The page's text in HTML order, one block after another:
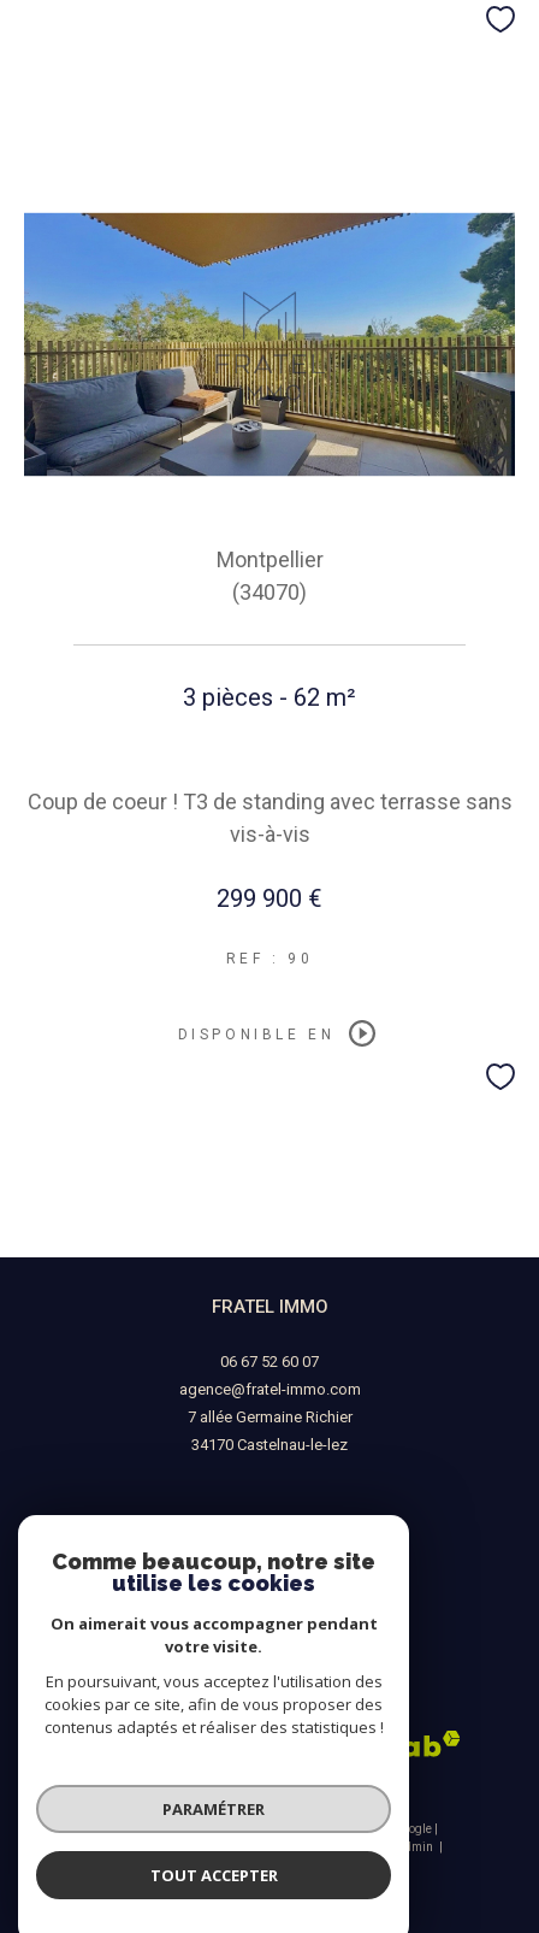
Montpellier
(34070)
3 pièces - 62 m²
Coup de coeur ! T3 de standing avec terrasse sans
vis-à-vis
299 900 €
REF : 90
DISPONIBLE EN
FRATEL IMMO
06 67 52 60 07
agence@fratel-immo.com
7 allée Germaine Richier
34170
castelnau-le-lez
ADHÉRENTS
© 2026 | Tous droits réservés | Traduction powered by Google |
Admin
Comme beaucoup, notre site
utilise les cookies
On aimerait vous accompagner pendant
votre visite.
En poursuivant, vous acceptez l'utilisation des
cookies par ce site, afin de vous proposer des
contenus adaptés et réaliser des statistiques !
PARAMÉTRER
TOUT ACCEPTER